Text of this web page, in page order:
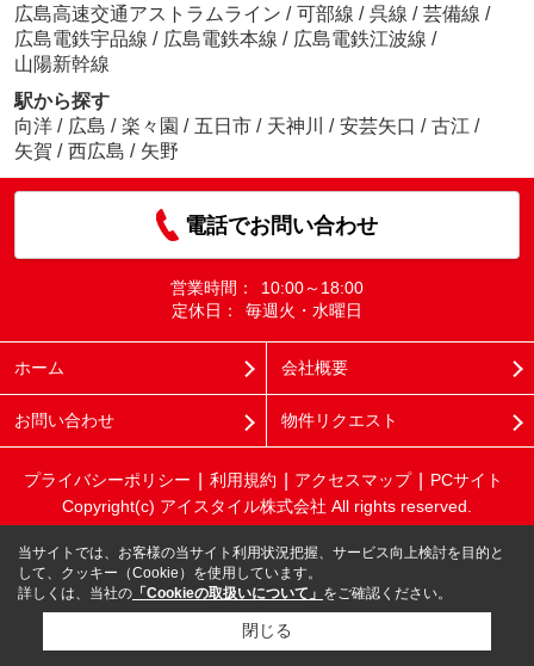
広島高速交通アストラムライン / 可部線 / 呉線 / 芸備線 /
広島電鉄宇品線 / 広島電鉄本線 / 広島電鉄江波線 /
山陽新幹線
駅から探す
向洋 / 広島 / 楽々園 / 五日市 / 天神川 / 安芸矢口 / 古江 /
矢賀 / 西広島 / 矢野
電話でお問い合わせ
営業時間：
10:00～18:00
定休日：
毎週火・水曜日
ホーム 会社概要
お問い合わせ 物件リクエスト
プライバシーポリシー 利用規約 アクセスマップ
PCサイト
Copyright(c) アイスタイル株式会社 All rights reserved.
当サイトでは、お客様の当サイト利用状況把握、サービス向上検討を目的と
して、クッキー（Cookie）を使用しています。
詳しくは、当社の 「Cookieの取扱いについて」 をご確認ください。
閉じる